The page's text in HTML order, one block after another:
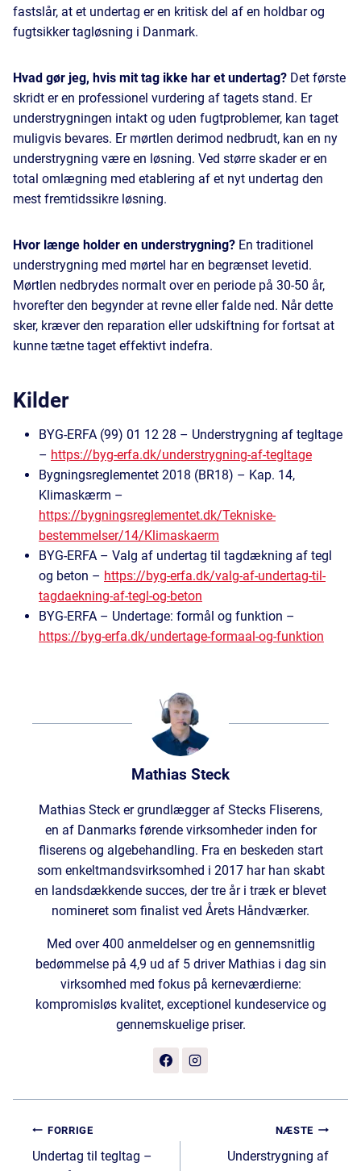
fastslår, at et undertag er en kritisk del af en holdbar og
fugtsikker tagløsning i Danmark.
Hvad gør jeg, hvis mit tag ikke har et undertag? Det første
skridt er en professionel vurdering af tagets stand. Er
understrygningen intakt og uden fugtproblemer, kan taget
muligvis bevares. Er mørtlen derimod nedbrudt, kan en ny
understrygning være en løsning. Ved større skader er en
total omlægning med etablering af et nyt undertag den
mest fremtidssikre løsning.
Hvor længe holder en understrygning? En traditionel
understrygning med mørtel har en begrænset levetid.
Mørtlen nedbrydes normalt over en periode på 30-50 år,
hvorefter den begynder at revne eller falde ned. Når dette
sker, kræver den reparation eller udskiftning for fortsat at
kunne tætne taget effektivt indefra.
Kilder
BYG-ERFA (99) 01 12 28 – Understrygning af tegltage
– https://byg-erfa.dk/understrygning-af-tegltage
Bygningsreglementet 2018 (BR18) – Kap. 14,
Klimaskærm –
https://bygningsreglementet.dk/Tekniske-
bestemmelser/14/Klimaskaerm
BYG-ERFA – Valg af undertag til tagdækning af tegl
og beton – https://byg-erfa.dk/valg-af-undertag-til-
tagdaekning-af-tegl-og-beton
BYG-ERFA – Undertage: formål og funktion –
https://byg-erfa.dk/undertage-formaal-og-funktion
Mathias Steck
Mathias Steck er grundlægger af Stecks Fliserens,
en af Danmarks førende virksomheder inden for
fliserens og algebehandling. Fra en beskeden start
som enkeltmandsvirksomhed i 2017 har han skabt
en landsdækkende succes, der tre år i træk er blevet
nomineret som finalist ved Årets Håndværker.
Med over 400 anmeldelser og en gennemsnitlig
bedømmelse på 4,9 ud af 5 driver Mathias i dag sin
virksomhed med fokus på kerneværdierne:
kompromisløs kvalitet, exceptionel kundeservice og
gennemskuelige priser.
Indlægsnavigation
FORRIGE
Undertag til tegltag –
NÆSTE
Understrygning af